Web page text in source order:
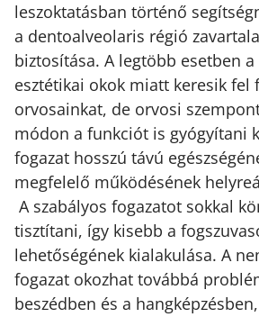
leszoktatásban történő
a dentoalveolaris régió
biztosítása. A legtöbb esetben
esztétikai okok miatt keresik fel
orvosainkat, de orvosi
módon a funkciót is gyógyítani
fogazat hosszú távú
megfelelő működésének
A szabályos fogazatot sokkal
tisztítani, így kisebb a
lehetőségének kialakulása. A
fogazat okozhat továbbá
beszédben és a